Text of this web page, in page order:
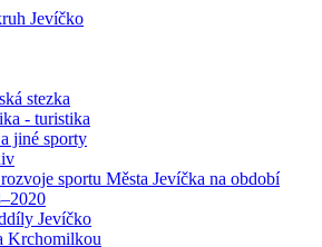
Jevíčko
stezka
- turistika
jiné sporty
sportu Města Jevíčka na období
Jevíčko
Krchomilkou